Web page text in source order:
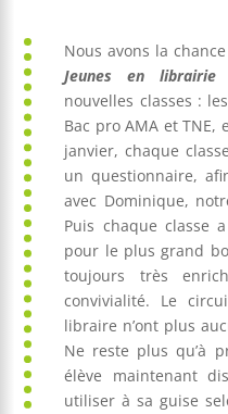
Nous avons la
Jeunes en librairie
nouvelles classes :
Bac pro AMA et TNE,
janvier, chaque
un questionnaire,
avec Dominique,
Puis chaque classe
pour le plus grand
toujours très
convivialité. Le
libraire n’ont plus
Ne reste plus qu’à
élève maintenant
utiliser à sa guise